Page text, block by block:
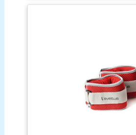
de piscine sont équipées de
réduisant ainsi le risque
COMPOSITION : Ces palmes sont
de polyéthylène et à 10% de
thermoplastique et ne
qui en fait un accessoire